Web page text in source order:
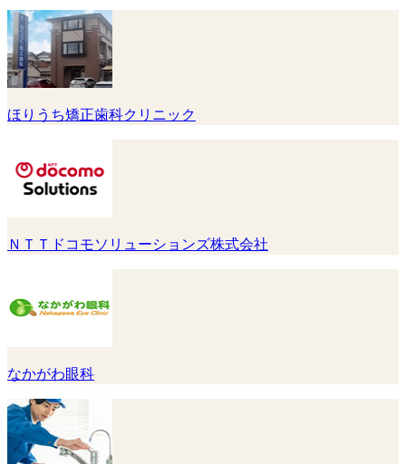
ほりうち矯正歯科クリニック
ＮＴＴドコモソリューションズ株式会社
なかがわ眼科